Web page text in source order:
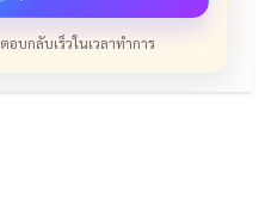
ตอบกลับเร็วในเวลาทำการ